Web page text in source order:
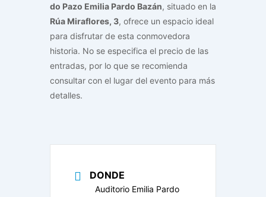
do Pazo Emilia Pardo Bazán, situado en la
Rúa Miraflores, 3, ofrece un espacio ideal
para disfrutar de esta conmovedora
historia. No se especifica el precio de las
entradas, por lo que se recomienda
consultar con el lugar del evento para más
detalles.
DONDE
Auditorio Emilia Pardo